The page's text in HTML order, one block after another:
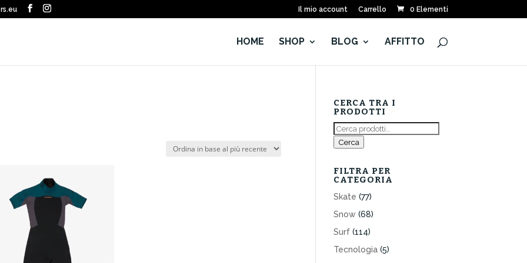
Il mio account Carrello 0 Elementi
HOME SHOP BLOG AFFITTO
CERCA TRA I
PRODOTTI
Cerca:
Cerca
FILTRA PER
CATEGORIA
Skate (77)
Snow (68)
Surf (114)
Tecnologia (5)